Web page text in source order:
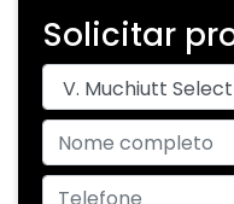
Solicitar